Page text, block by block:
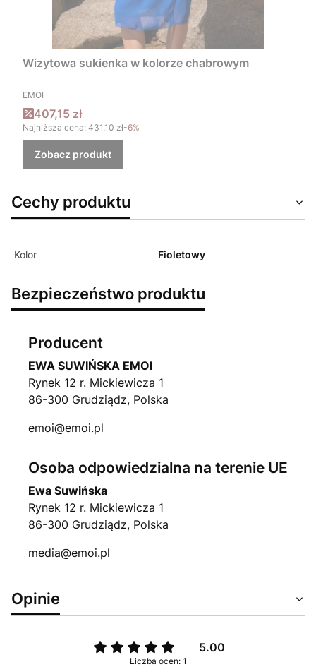
Wizytowa sukienka w kolorze chabrowym
PRODUCENT
EMOI
Cena promocyjna
407,15 zł
Najniższa cena: 431,10 zł-6%
Zobacz produkt
Cechy produktu
Kolor Fioletowy
Bezpieczeństwo produktu
Producent
EWA SUWIŃSKA EMOI
Rynek 12 r. Mickiewicza 1
86-300 Grudziądz, Polska
emoi@emoi.pl
Osoba odpowiedzialna na terenie UE
Ewa Suwińska
Rynek 12 r. Mickiewicza 1
86-300 Grudziądz, Polska
media@emoi.pl
Opinie
5.00
Liczba ocen: 1